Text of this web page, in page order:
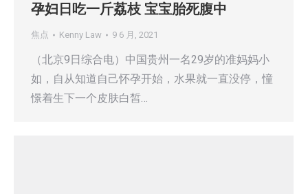
孕妇日吃一斤荔枝 宝宝胎死腹中
焦点 Kenny Law 9 6 月, 2021
（北京9日综合电）中国贵州一名29岁的准妈妈小
如，自从知道自己怀孕开始，水果就一直没停，憧
憬着生下一个皮肤白皙…